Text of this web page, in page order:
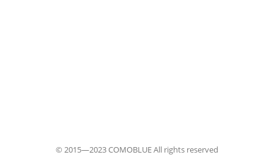
© 2015—2023 COMOBLUE All rights reserved